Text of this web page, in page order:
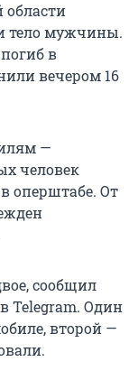
области
тело мужчины.
в
вечером 16
—
человек
оперштабе. От
сообщил
Telegram. Один
второй —